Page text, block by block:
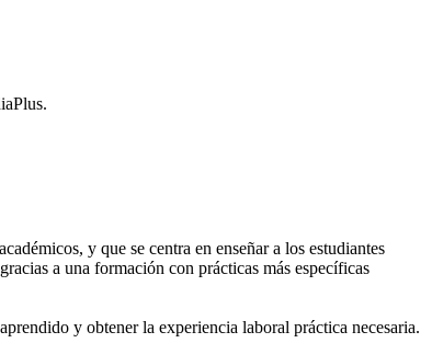
y que se centra en enseñar a los estudiantes
a una formación con prácticas más específicas
y obtener la experiencia laboral práctica necesaria.